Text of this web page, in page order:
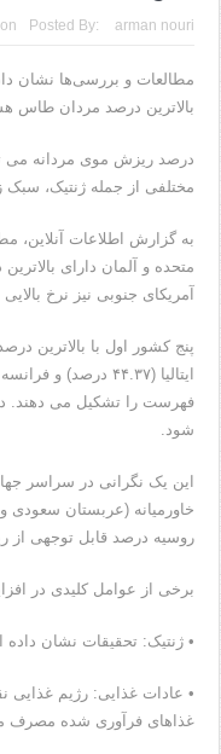
Posted By: arman nouri
on:
مطالعات و بررسی‌ها نشان داد
بالاترین درصد مردان طاس
درصد ریزش موی مردانه می
مختلفی از جمله ژنتیک،
به گزارش اطلاعات آنلاین،
متحده و آلمان دارای
آمریکای جنوبی نیز نرخ
فهرست را تشکیل می دهند.
شود.
این یک نگرانی در سراسر
خاورمیانه (عربستان سعودی
روسیه درصد قابل توجهی از
برخی از عوامل کلیدی در
• ژنتیک: تحقیقات نشان
• عادات غذایی: رژیم
غذاهای فرآوری شده مصرف